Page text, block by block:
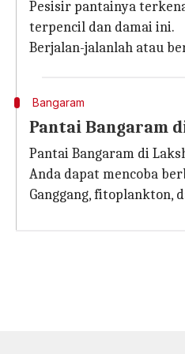
Pesisir pantainya
terpencil dan damai ini.
Berjalan-jalanlah atau
Bangaram
Pantai Bangaram
Pantai Bangaram di
Anda dapat mencoba
Ganggang,